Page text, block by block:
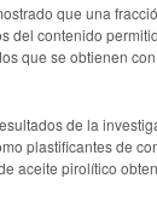
que una
del contenido
que se obtienen
de la
plastificantes de
aceite pirolítico